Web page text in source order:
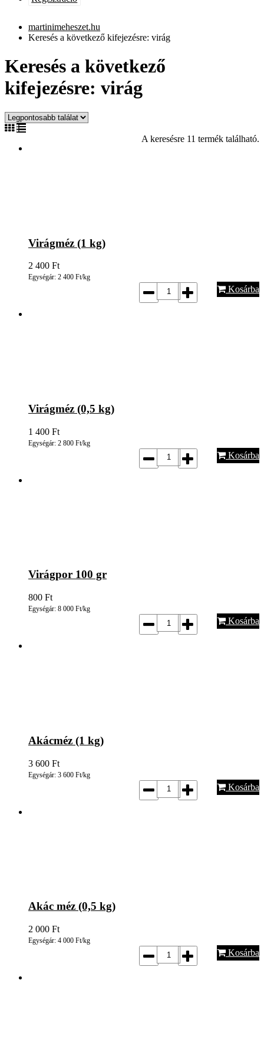
martinimeheszet.hu
Keresés a következő kifejezésre: virág
Keresés a következő
kifejezésre: virág
A keresésre 11 termék található.
Virágméz (1 kg)
2 400 Ft
Egységár: 2 400 Ft/kg
Kosárba
Virágméz (0,5 kg)
1 400 Ft
Egységár: 2 800 Ft/kg
Kosárba
Virágpor 100 gr
800 Ft
Egységár: 8 000 Ft/kg
Kosárba
Akácméz (1 kg)
3 600 Ft
Egységár: 3 600 Ft/kg
Kosárba
Akác méz (0,5 kg)
2 000 Ft
Egységár: 4 000 Ft/kg
Kosárba